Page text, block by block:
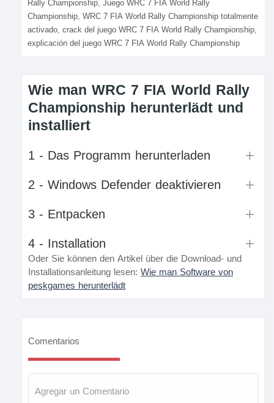
Championship, WRC 7 FIA World Rally Championship totalmente
activado, crack del juego WRC 7 FIA World Rally Championship,
explicación del juego WRC 7 FIA World Rally Championship
Wie man WRC 7 FIA World Rally
Championship herunterlädt und
installiert
1 - Das Programm herunterladen
2 - Windows Defender deaktivieren
3 - Entpacken
4 - Installation
Oder Sie können den Artikel über die Download- und
Installationsanleitung lesen: Wie man Software von
peskgames herunterlädt
Comentarios